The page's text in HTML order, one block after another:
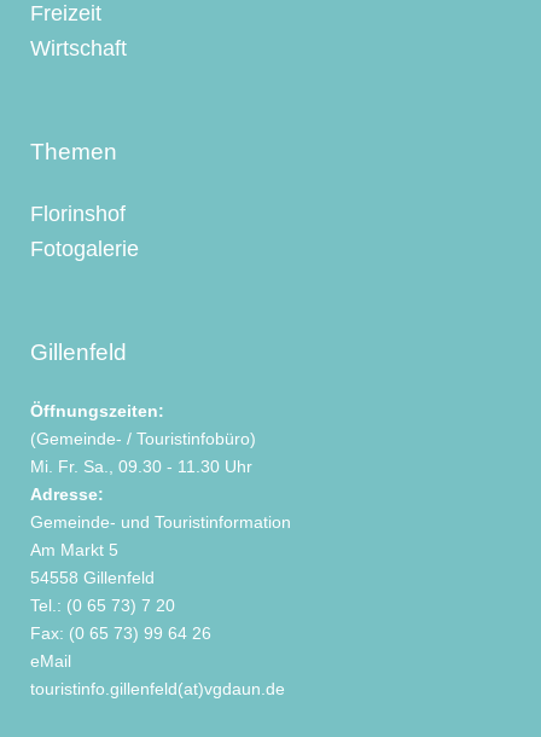
Freizeit
Wirtschaft
Themen
Florinshof
Fotogalerie
Gillenfeld
Öffnungszeiten:
(Gemeinde- / Touristinfobüro)
Mi. Fr. Sa., 09.30 - 11.30 Uhr
Adresse:
Gemeinde- und Touristinformation
Am Markt 5
54558 Gillenfeld
Tel.: (0 65 73) 7 20
Fax: (0 65 73) 99 64 26
eMail
touristinfo.gillenfeld(at)vgdaun.de